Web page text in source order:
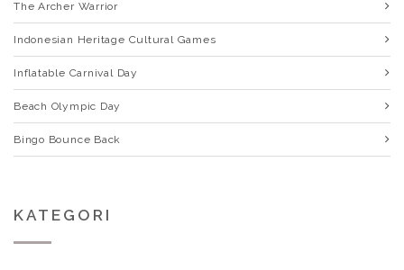
The Archer Warrior
Indonesian Heritage Cultural Games
Inflatable Carnival Day
Beach Olympic Day
Bingo Bounce Back
KATEGORI